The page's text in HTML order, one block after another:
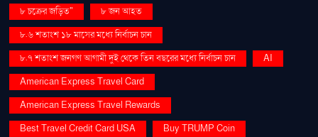
৮ চক্রের জড়িত"
৮ জন আহত
৮.৬ শতাংশ ১৮ মাসের মধ্যে নির্বাচন চান
৮.৭ শতাংশ জনগণ আগামী দুই থেকে তিন বছরের মধ্যে নির্বাচন চান
AI
American Express Travel Card
American Express Travel Rewards
Best Travel Credit Card USA
Buy TRUMP Coin